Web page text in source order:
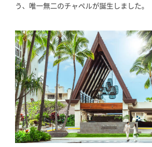
う、唯一無二のチャペルが誕生しました。